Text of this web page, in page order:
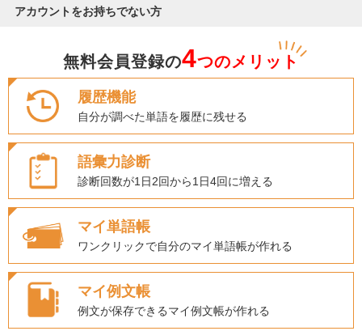
アカウントをお持ちでない方
無料会員登録の4つのメリット
履歴機能
自分が調べた単語を履歴に残せる
語彙力診断
診断回数が1日2回から1日4回に増える
マイ単語帳
ワンクリックで自分のマイ単語帳が作れる
マイ例文帳
例文が保存できるマイ例文帳が作れる